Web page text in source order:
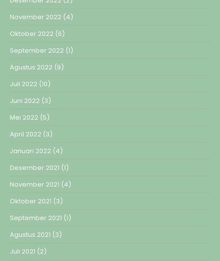
November 2022 (4)
Oktober 2022 (6)
September 2022 (1)
Agustus 2022 (9)
Juli 2022 (10)
Juni 2022 (3)
Mei 2022 (5)
April 2022 (3)
Januari 2022 (4)
Desember 2021 (1)
November 2021 (4)
Oktober 2021 (3)
September 2021 (1)
Agustus 2021 (3)
Juli 2021 (2)